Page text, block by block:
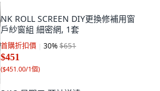
NK ROLL SCREEN DIY更換修補用窗
戶紗窗組 細密網, 1套
首購折扣價 30%$651
$451
($451.00/1個)